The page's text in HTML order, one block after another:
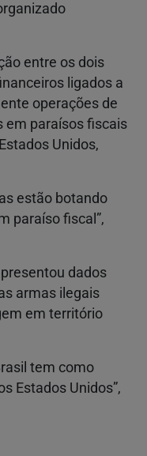
entre os dois
ligados a
operações de
em paraísos fiscais
Unidos,
estão botando
paraíso fiscal”,
dados
armas ilegais
em território
tem como
Estados Unidos”,